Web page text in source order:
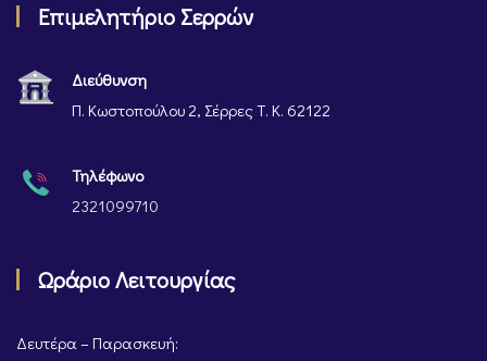
Επιμελητήριο Σερρών
Διεύθυνση
Π. Κωστοπούλου 2, Σέρρες Τ. Κ. 62122
Τηλέφωνο
2321099710
Ωράριο Λειτουργίας
Δευτέρα – Παρασκευή: